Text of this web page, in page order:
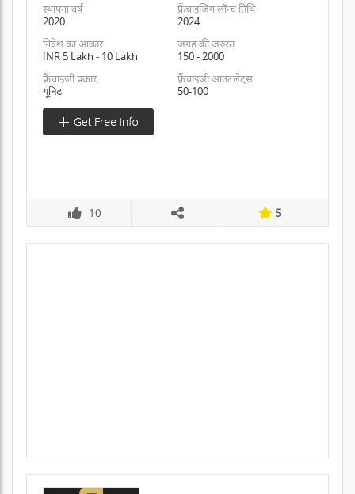
स्थापना वर्ष
2020
फ़्रैंचाइजिंग लॉन्च तिथि
2024
निवेश का आकार
INR 5 Lakh - 10 Lakh
जगह की जरुरत
150 - 2000
फ़्रैंचाइजी प्रकार
यूनिट
फ़्रैंचाइजी आउटलेट्स
50-100
10 5